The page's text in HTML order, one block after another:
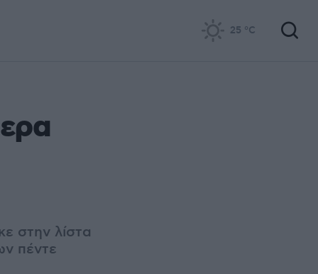
25 °C
στην λίστα
πέντε